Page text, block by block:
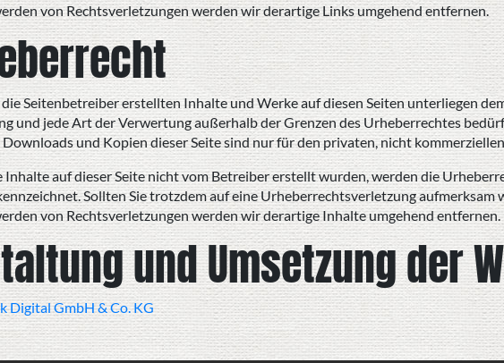
von Rechtsverletzungen werden wir derartige Links umgehend entfernen.
Seitenbetreiber erstellten Inhalte und Werke auf diesen Seiten unterliegen
und jede Art der Verwertung außerhalb der Grenzen des Urheberrechtes
Downloads und Kopien dieser Seite sind nur für den privaten, nicht
Inhalte auf dieser Seite nicht vom Betreiber erstellt wurden, werden die
Sollten Sie trotzdem auf eine Urheberrechtsverletzung
von Rechtsverletzungen werden wir derartige Inhalte umgehend entfernen.
und Umsetzung der
Digital GmbH & Co. KG